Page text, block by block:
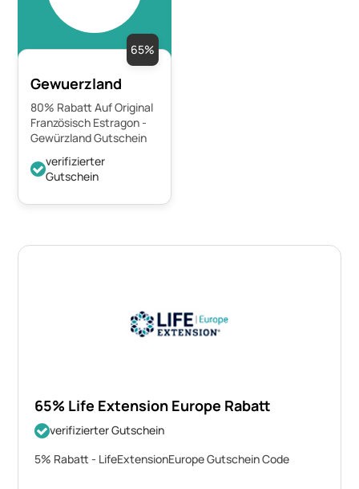
65%
Gewuerzland
80% Rabatt Auf Original
Französisch Estragon -
Gewürzland Gutschein
verifizierter
Gutschein
65% Life Extension Europe Rabatt
verifizierter Gutschein
5% Rabatt - LifeExtensionEurope Gutschein Code